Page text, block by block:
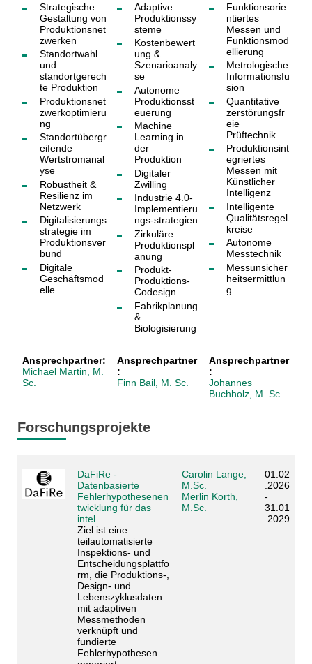
Strategische
Gestaltung von
Produktionsnet
zwerken
Standortwahl
und
standortgerech
te Produktion
Produktionsnet
zwerkoptimieru
ng
Standortübergr
eifende
Wertstromanal
yse
Robustheit &
Resilienz im
Netzwerk
Digitalisierungs
strategie im
Produktionsver
bund
Digitale
Geschäftsmod
elle
Adaptive
Produktionssy
steme
Kostenbewert
ung &
Szenarioanaly
se
Autonome
Produktionsst
euerung
Machine
Learning in
der
Produktion
Digitaler
Zwilling
Industrie 4.0-
Implementieru
ngs-strategien
Zirkuläre
Produktionspl
anung
Produkt-
Produktions-
Codesign
Fabrikplanung
&
Biologisierung
Funktionsorie
ntiertes
Messen und
Funktionsmod
ellierung
Metrologische
Informationsfu
sion
Quantitative
zerstörungsfr
eie
Prüftechnik
Produktionsint
egriertes
Messen mit
Künstlicher
Intelligenz
Intelligente
Qualitätsregel
kreise
Autonome
Messtechnik
Messunsicher
heitsermittlun
g
Ansprechpartner:
Michael Martin, M.
Sc.
Ansprechpartner
:
Finn Bail, M. Sc.
Ansprechpartner
:
Johannes
Buchholz, M. Sc.
Forschungsprojekte
DaFiRe -
Datenbasierte
Fehlerhypothesenen
twicklung für das
intel
Ziel ist eine
teilautomatisierte
Inspektions- und
Entscheidungsplattfo
rm, die Produktions-,
Design- und
Lebenszyklusdaten
mit adaptiven
Messmethoden
verknüpft und
fundierte
Fehlerhypothesen
Carolin Lange,
M.Sc.
Merlin Korth,
M.Sc.
01.02
.2026
-
31.01
.2029